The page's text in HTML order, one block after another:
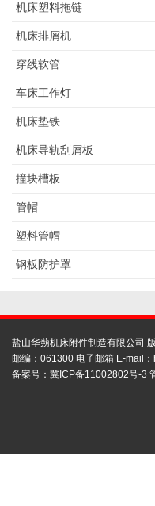
机床塑料拖链
机床排屑机
穿线软管
车床工作灯
机床垫铁
机床导轨刮屑板
撞块槽板
管帽
塑料管帽
钢板防护罩
盐山华蒴机床附件制造有限公司
邮编：061300 电子邮箱 E-mail：
备案号： 冀ICP备11002802号-3